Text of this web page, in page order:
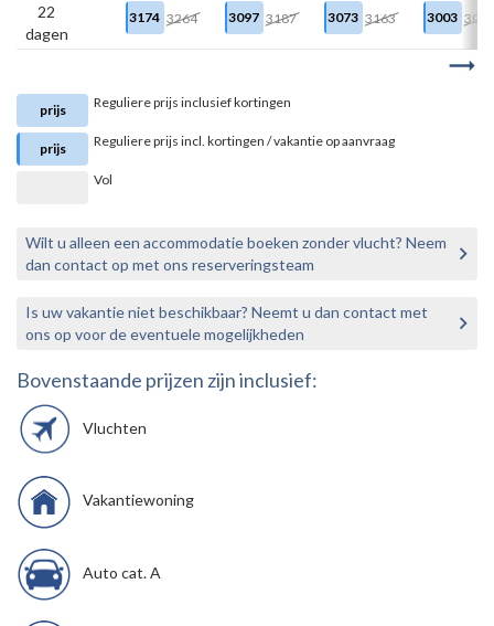
22
dagen
3174 3264 3097 3187 3073 3163 3003 3093
prijs Reguliere prijs inclusief kortingen
prijs Reguliere prijs incl. kortingen / vakantie op aanvraag
Vol
Wilt u alleen een accommodatie boeken zonder vlucht? Neem
dan contact op met ons reserveringsteam
Is uw vakantie niet beschikbaar? Neemt u dan contact met
ons op voor de eventuele mogelijkheden
Bovenstaande prijzen zijn inclusief:
Vluchten
Vakantiewoning
Auto cat. A